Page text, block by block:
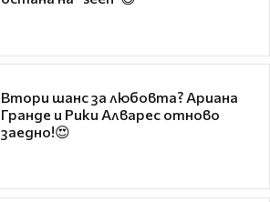
Втори шанс за любовта? Ариана
Гранде и Рики Алварес отново
заедно!😍